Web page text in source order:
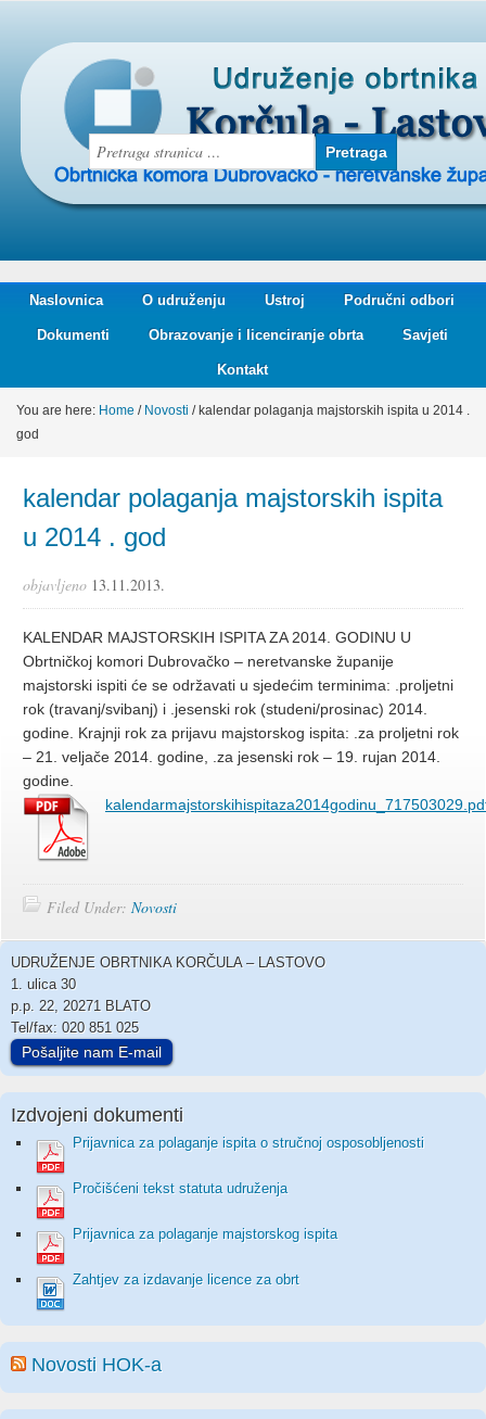
Naslovnica O udruženju Ustroj Područni odbori
Dokumenti Obrazovanje i licenciranje obrta Savjeti
Kontakt
You are here: Home / Novosti /kalendar polaganja majstorskih ispita u 2014 .
god
kalendar polaganja majstorskih ispita
u 2014 . god
objavljeno 13.11.2013.
KALENDAR MAJSTORSKIH ISPITA ZA 2014. GODINU U
Obrtničkoj komori Dubrovačko – neretvanske županije
majstorski ispiti će se održavati u sjedećim terminima: .proljetni
rok (travanj/svibanj) i .jesenski rok (studeni/prosinac) 2014.
godine. Krajnji rok za prijavu majstorskog ispita: .za proljetni rok
– 21. veljače 2014. godine, .za jesenski rok – 19. rujan 2014.
godine.
Filed Under: Novosti
UDRUŽENJE OBRTNIKA KORČULA – LASTOVO
1. ulica 30
p.p. 22, 20271 BLATO
Tel/fax: 020 851 025
Pošaljite nam E-mail
Izdvojeni dokumenti
Prijavnica za polaganje ispita o stručnoj osposobljenosti
Pročišćeni tekst statuta udruženja
Prijavnica za polaganje majstorskog ispita
Zahtjev za izdavanje licence za obrt
Novosti HOK-a